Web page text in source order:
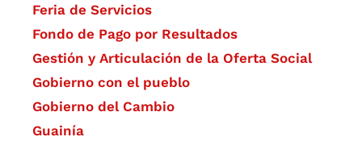
Feria de Servicios
Fondo de Pago por Resultados
Gestión y Articulación de la Oferta Social
Gobierno con el pueblo
Gobierno del Cambio
Guainía